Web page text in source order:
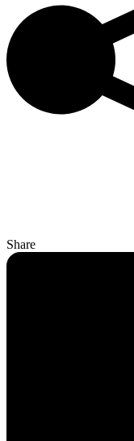
Share